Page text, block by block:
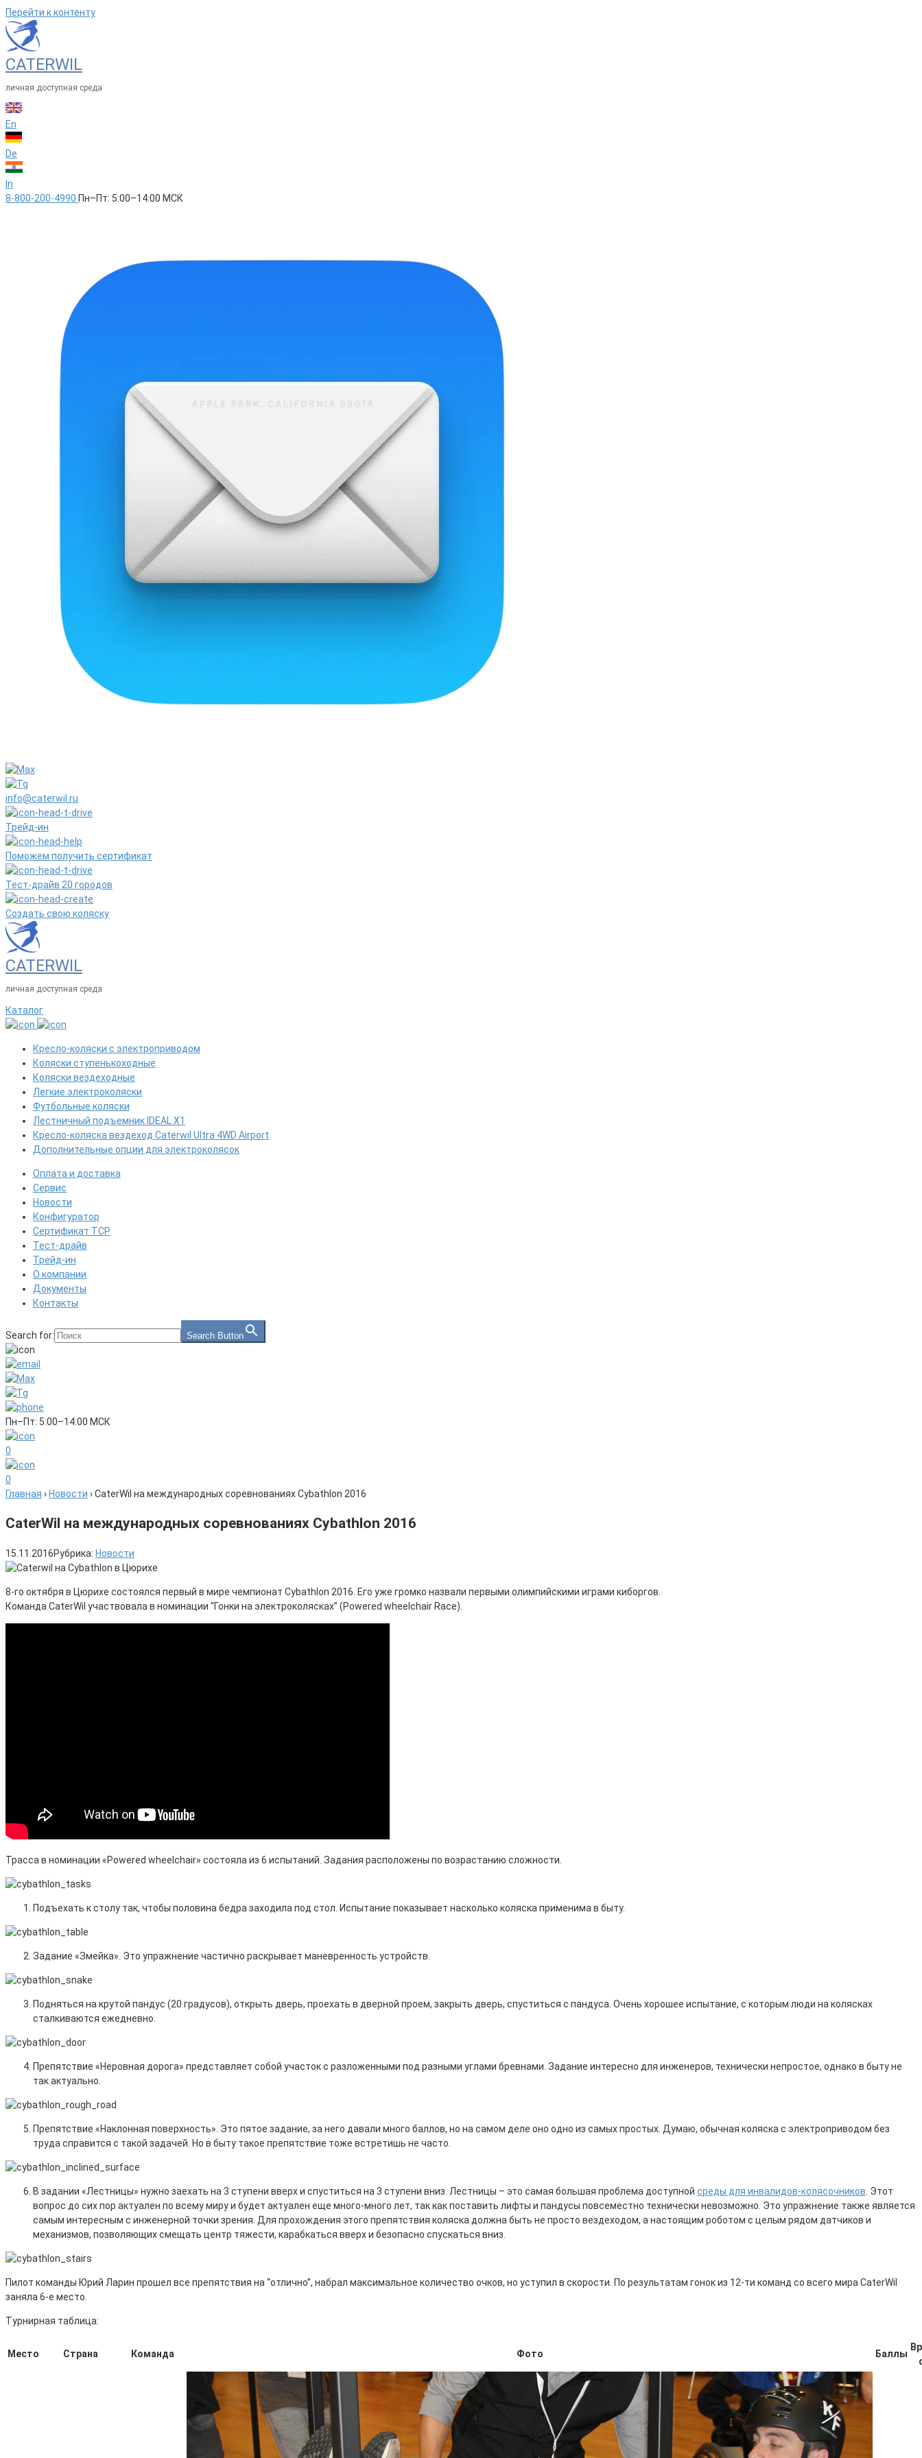
Перейти к контенту
CATERWIL
личная доступная среда
En
De
In
8-800-200-4990 Пн–Пт: 5:00–14:00 МСК
info@caterwil.ru
Трейд-ин
Поможем получить сертификат
Тест-драйв 20 городов
Создать свою коляску
CATERWIL
личная доступная среда
Каталог
Кресло-коляски с электроприводом
Коляски ступенькоходные
Коляски вездеходные
Легкие электроколяски
Футбольные коляски
Лестничный подъемник IDEAL X1
Кресло-коляска вездеход Caterwil Ultra 4WD Airport
Дополнительные опции для электроколясок
Оплата и доставка
Сервис
Новости
Конфигуратор
Сертификат ТСР
Тест-драйв
Трейд-ин
О компании
Документы
Контакты
Search for: Search Button
Пн–Пт: 5:00–14:00 МСК
0
0
Главная › Новости ›CaterWil на международных соревнованиях Cybathlon 2016
CaterWil на международных соревнованиях Cybathlon 2016
15.11.2016Рубрика: Новости
8-го октября в Цюрихе состоялся первый в мире чемпионат Cybathlon 2016. Его уже громко назвали первыми олимпийскими играми киборгов.
Команда CaterWil участвовала в номинации “Гонки на электроколясках” (Powered wheelchair Race).
Трасса в номинации «Powered wheelchair» состояла из 6 испытаний. Задания расположены по возрастанию сложности.
Подъехать к столу так, чтобы половина бедра заходила под стол. Испытание показывает насколько коляска применима в быту.
Задание «Змейка». Это упражнение частично раскрывает маневренность устройств.
Подняться на крутой пандус (20 градусов), открыть дверь, проехать в дверной проем, закрыть дверь, спуститься с пандуса. Очень хорошее испытание, с которым люди на колясках
сталкиваются ежедневно.
Препятствие «Неровная дорога» представляет собой участок с разложенными под разными углами бревнами. Задание интересно для инженеров, технически непростое, однако в быту не
так актуально.
Препятствие «Наклонная поверхность». Это пятое задание, за него давали много баллов, но на самом деле оно одно из самых простых. Думаю, обычная коляска с электроприводом без
труда справится с такой задачей. Но в быту такое препятствие тоже встретишь не часто.
В задании «Лестницы» нужно заехать на 3 ступени вверх и спуститься на 3 ступени вниз. Лестницы – это самая большая проблема доступной среды для инвалидов-колясочников . Этот
вопрос до сих пор актуален по всему миру и будет актуален еще много-много лет, так как поставить лифты и пандусы повсеместно технически невозможно. Это упражнение также является
самым интересным с инженерной точки зрения. Для прохождения этого препятствия коляска должна быть не просто вездеходом, а настоящим роботом с целым рядом датчиков и
механизмов, позволяющих смещать центр тяжести, карабкаться вверх и безопасно спускаться вниз.
Пилот команды Юрий Ларин прошел все препятствия на “отлично”, набрал максимальное количество очков, но уступил в скорости. По результатам гонок из 12-ти команд со всего мира CaterWil
заняла 6-е место.
Турнирная таблица:
Место Страна Команда Фото Баллы